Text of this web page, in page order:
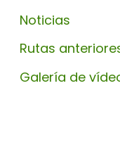
Noticias
Rutas
Galería de